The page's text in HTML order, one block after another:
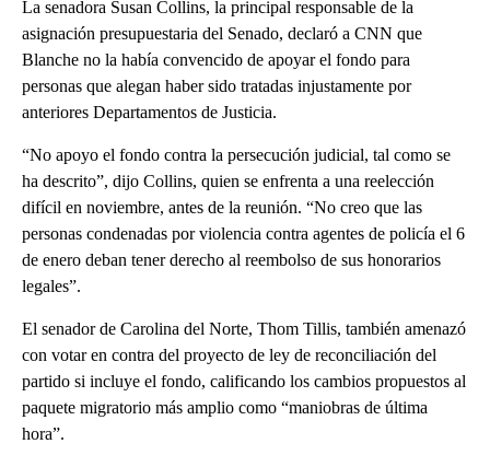
La senadora Susan Collins, la principal responsable de la
asignación presupuestaria del Senado, declaró a CNN que
Blanche no la había convencido de apoyar el fondo para
personas que alegan haber sido tratadas injustamente por
anteriores Departamentos de Justicia.
“No apoyo el fondo contra la persecución judicial, tal como se
ha descrito”, dijo Collins, quien se enfrenta a una reelección
difícil en noviembre, antes de la reunión. “No creo que las
personas condenadas por violencia contra agentes de policía el 6
de enero deban tener derecho al reembolso de sus honorarios
legales”.
El senador de Carolina del Norte, Thom Tillis, también amenazó
con votar en contra del proyecto de ley de reconciliación del
partido si incluye el fondo, calificando los cambios propuestos al
paquete migratorio más amplio como “maniobras de última
hora”.